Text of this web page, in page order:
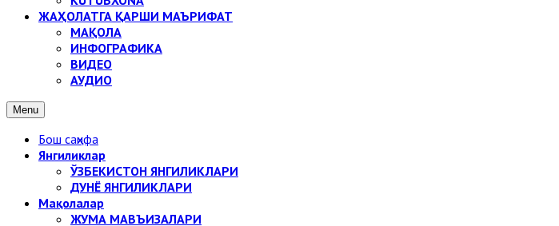
ЖАҲОЛАТГА ҚАРШИ МАЪРИФАТ
МАҚОЛА
ИНФОГРАФИКА
ВИДЕО
АУДИО
Menu
Бош саҳифа
Янгиликлар
ЎЗБЕКИСТОН ЯНГИЛИКЛАРИ
ДУНЁ ЯНГИЛИКЛАРИ
Мақолалар
ЖУМА МАВЪИЗАЛАРИ